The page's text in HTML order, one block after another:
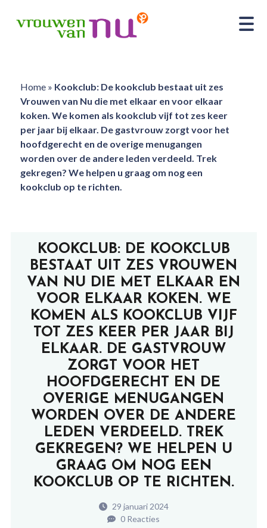
Home» Kookclub: De kookclub bestaat uit zes
Vrouwen van Nu die met elkaar en voor elkaar
koken. We komen als kookclub vijf tot zes keer
per jaar bij elkaar. De gastvrouw zorgt voor het
hoofdgerecht en de overige menugangen
worden over de andere leden verdeeld. Trek
gekregen? We helpen u graag om nog een
kookclub op te richten.
KOOKCLUB: DE KOOKCLUB
BESTAAT UIT ZES VROUWEN
VAN NU DIE MET ELKAAR EN
VOOR ELKAAR KOKEN. WE
KOMEN ALS KOOKCLUB VIJF
TOT ZES KEER PER JAAR BIJ
ELKAAR. DE GASTVROUW
ZORGT VOOR HET
HOOFDGERECHT EN DE
OVERIGE MENUGANGEN
WORDEN OVER DE ANDERE
LEDEN VERDEELD. TREK
GEKREGEN? WE HELPEN U
GRAAG OM NOG EEN
KOOKCLUB OP TE RICHTEN.
29 januari 2024
0 Reacties